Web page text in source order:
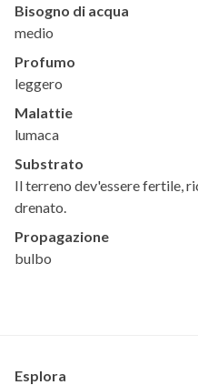
Bisogno di acqua
medio
Profumo
leggero
Malattie
lumaca
Substrato
Il terreno dev'essere fertile,
drenato.
Propagazione
bulbo
Esplora